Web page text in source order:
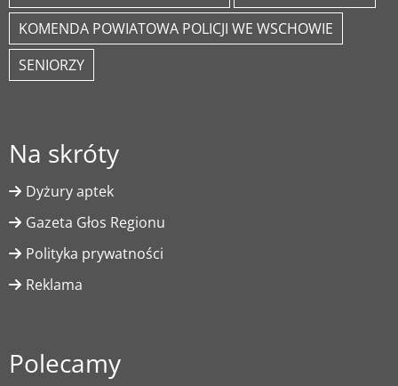
KOMENDA POWIATOWA POLICJI WE WSCHOWIE
SENIORZY
Na skróty
Dyżury aptek
Gazeta Głos Regionu
Polityka prywatności
Reklama
Polecamy